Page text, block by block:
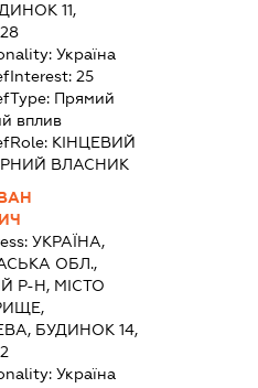
11,
Україна
25
Прямий
вплив
КІНЦЕВИЙ
ВЛАСНИК
УКРАЇНА,
ОБЛ.,
Р-Н, МІСТО
БУДИНОК 14,
Україна